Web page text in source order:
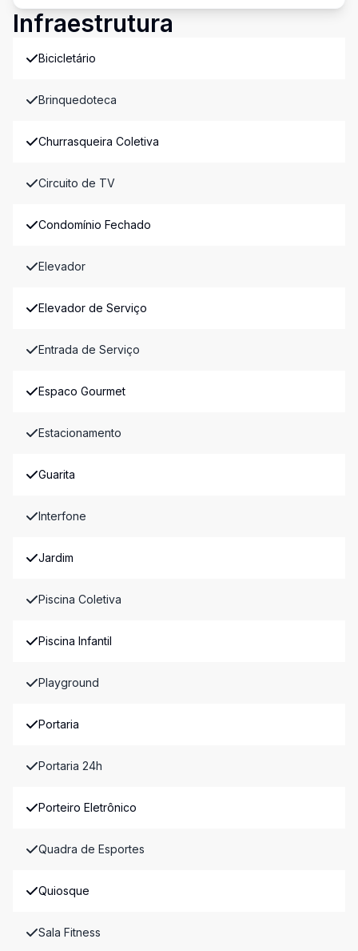
Infraestrutura
Bicicletário
Brinquedoteca
Churrasqueira Coletiva
Circuito de TV
Condomínio Fechado
Elevador
Elevador de Serviço
Entrada de Serviço
Espaco Gourmet
Estacionamento
Guarita
Interfone
Jardim
Piscina Coletiva
Piscina Infantil
Playground
Portaria
Portaria 24h
Porteiro Eletrônico
Quadra de Esportes
Quiosque
Sala Fitness